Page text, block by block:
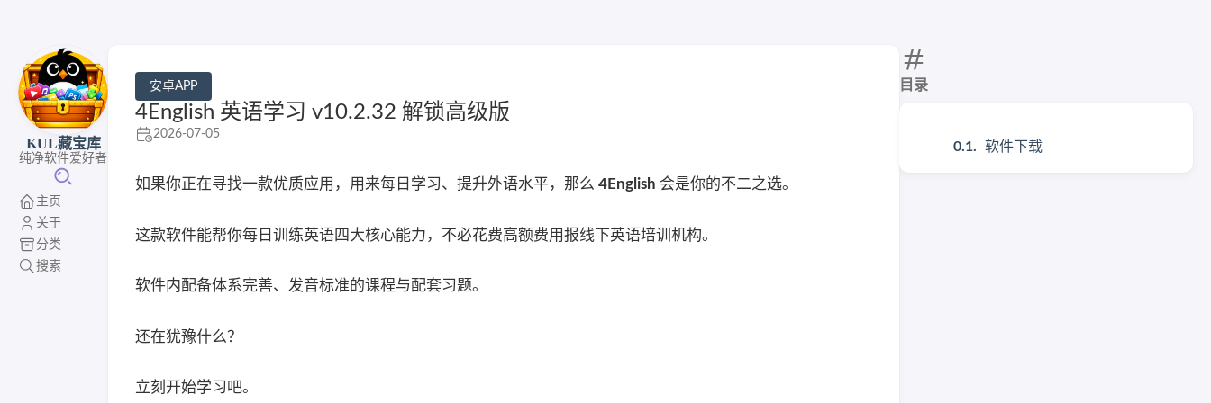
KUL藏宝库
纯净软件爱好者
主页
关于
分类
搜索
目录
软件下载
安卓APP
4English 英语学习 v10.2.32 解锁高级版
2026-07-05
如果你正在寻找一款优质应用，用来每日学习、提升外语水平，那么 4English 会是你的不二之选。
这款软件能帮你每日训练英语四大核心能力，不必花费高额费用报线下英语培训机构。
软件内配备体系完善、发音标准的课程与配套习题。
还在犹豫什么？
立刻开始学习吧。